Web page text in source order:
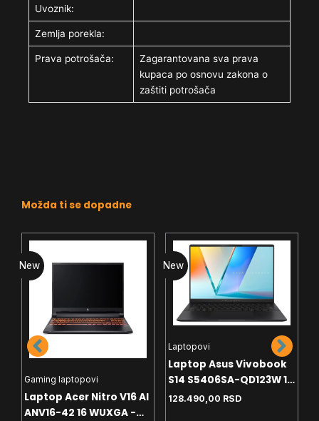
Uvoznik:
Zemlja porekla:
Prava potrošača:
Zagarantovana sva prava
kupaca po osnovu zakona o
zaštiti potrošača
Možda ti se dopadne
New
Gaming laptopovi
Laptop Acer Nitro V16 AI
ANV16-42 16 WUXGA -
New
Laptopovi
Laptop Asus Vivobook
S14 S5406SA-QD123W 14
WUXGA OLED - U7-256V
128.490,00 RSD